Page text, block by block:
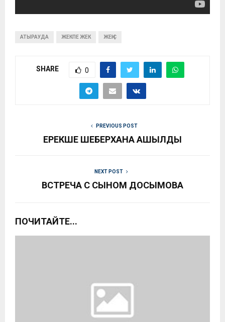
АТЫРАУДА ЖЕКПЕ ЖЕК ЖЕҢІС
SHARE 0
PREVIOUS POST
ЕРЕКШЕ ШЕБЕРХАНА АШЫЛДЫ
NEXT POST
ВСТРЕЧА С СЫНОМ ДОСЫМОВА
ПОЧИТАЙТЕ...